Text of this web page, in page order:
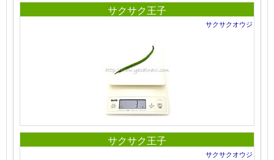
サクサク王子
サクサクオウジ
サクサク王子
サクサクオウジ